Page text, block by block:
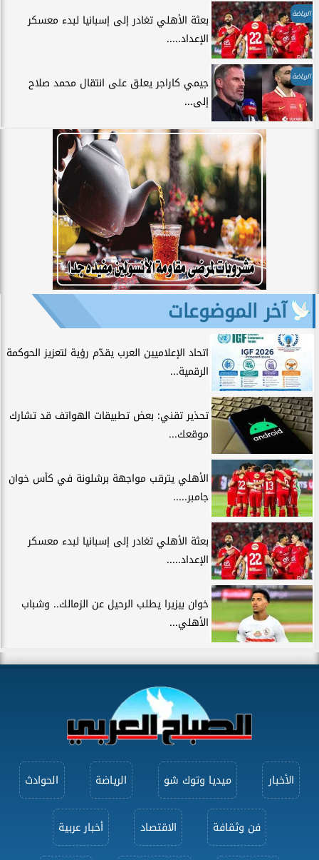
الرياضة
بعثة الأهلي تغادر إلى إسبانيا لبدء معسكر
الإعداد.....
الرياضة
جيمي كاراجر يعلق على انتقال محمد صلاح
إلى...
آخر الموضوعات
اتحاد الإعلاميين العرب يقدّم رؤية لتعزيز الحوكمة
الرقمية...
تحذير تقني: بعض تطبيقات الهواتف قد تشارك
موقعك...
الأهلي يترقب مواجهة برشلونة في كأس خوان
جامبر.....
بعثة الأهلي تغادر إلى إسبانيا لبدء معسكر
الإعداد.....
خوان بيزيرا يطلب الرحيل عن الزمالك.. وشباب
الأهلي...
الأخبار ميديا وتوك شو الرياضة الحوادث
فن وثقافة الاقتصاد أخبار عربية